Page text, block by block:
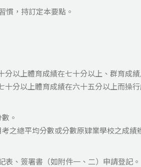
慣，持訂定本要點。
以上體育成績在七十分以上、群育成績
分以上體育成績在六十五分以上而操
。
之總平均分數或分數原肄業學校之成績
、簽署書（如附件一、二）申請登記。